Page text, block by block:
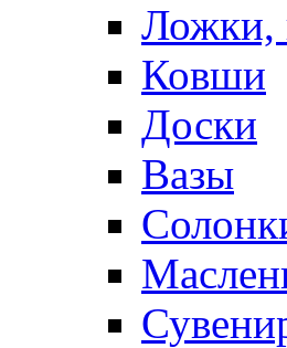
Ложки,
Ковши
Доски
Вазы